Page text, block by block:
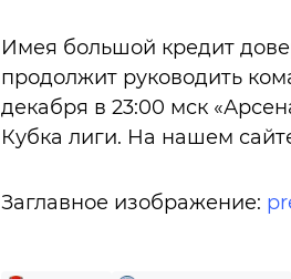
Имея большой кредит
продолжит руководить
декабря в 23:00 мск
Кубка лиги. На нашем
Заглавное изображение: